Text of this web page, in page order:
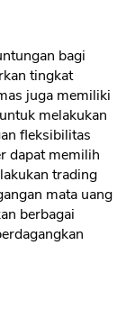
bagi
tingkat
juga memiliki
melakukan
fleksibilitas
dapat memilih
trading
mata uang
berbagai